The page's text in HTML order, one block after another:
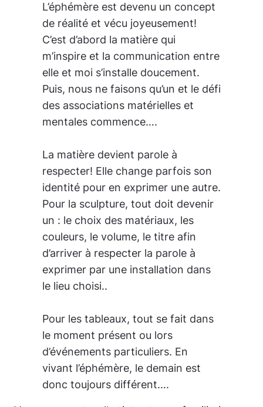
L’éphémère est devenu un concept
de réalité et vécu joyeusement!
C’est d’abord la matière qui
m’inspire et la communication entre
elle et moi s’installe doucement.
Puis, nous ne faisons qu’un et le défi
des associations matérielles et
mentales commence….
La matière devient parole à
respecter! Elle change parfois son
identité pour en exprimer une autre.
Pour la sculpture, tout doit devenir
un : le choix des matériaux, les
couleurs, le volume, le titre afin
d’arriver à respecter la parole à
exprimer par une installation dans
le lieu choisi..
Pour les tableaux, tout se fait dans
le moment présent ou lors
d’événements particuliers. En
vivant l’éphémère, le demain est
donc toujours différent….